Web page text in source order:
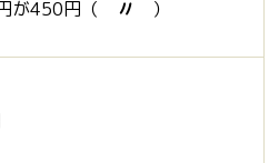
が450円（ 〃 ）